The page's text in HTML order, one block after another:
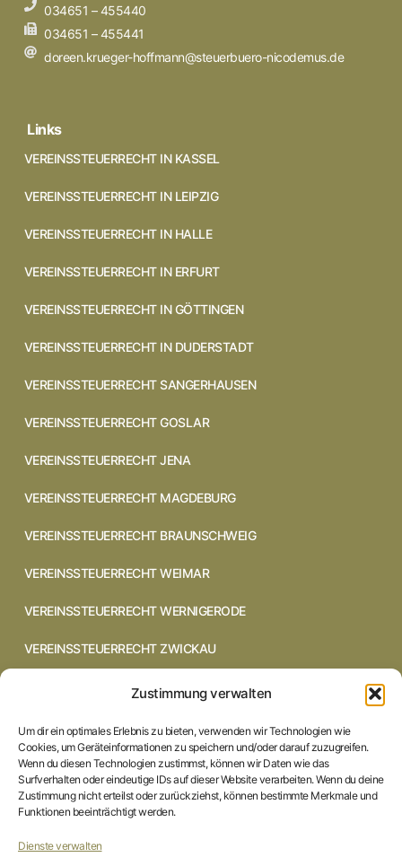
Zustimmung verwalten
Um dir ein optimales Erlebnis zu bieten, verwenden wir Technologien wie
Cookies, um Geräteinformationen zu speichern und/oder darauf zuzugreifen.
Wenn du diesen Technologien zustimmst, können wir Daten wie das
Surfverhalten oder eindeutige IDs auf dieser Website verarbeiten. Wenn du deine
Zustimmung nicht erteilst oder zurückziehst, können bestimmte Merkmale und
Funktionen beeinträchtigt werden.
Dienste verwalten
034651 – 455440
034651 – 455441
doreen.krueger-hoffmann@steuerbuero-nicodemus.de
Links
VEREINSSTEUERRECHT IN KASSEL
VEREINSSTEUERRECHT IN LEIPZIG
VEREINSSTEUERRECHT IN HALLE
VEREINSSTEUERRECHT IN ERFURT
VEREINSSTEUERRECHT IN GÖTTINGEN
VEREINSSTEUERRECHT IN DUDERSTADT
VEREINSSTEUERRECHT SANGERHAUSEN
VEREINSSTEUERRECHT GOSLAR
VEREINSSTEUERRECHT JENA
VEREINSSTEUERRECHT MAGDEBURG
VEREINSSTEUERRECHT BRAUNSCHWEIG
VEREINSSTEUERRECHT WEIMAR
VEREINSSTEUERRECHT WERNIGERODE
VEREINSSTEUERRECHT ZWICKAU
VEREINSSTEUERRECHT CHEMNITZ
VEREINSSTEUERRECHT DRESDEN
VEREINSSTEUERRECHT COTTBUS
VEREINSSTEUERRECHT IN BRAUNSCHWEIG